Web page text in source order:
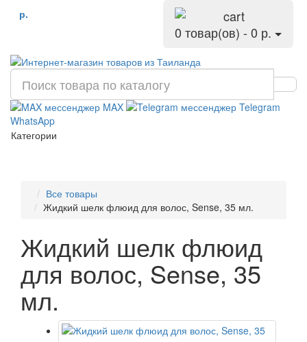
р.
0 товар(ов) - 0 р.
MAX
Telegram
WhatsApp
Категории
Все товары
Жидкий шелк флюид для волос, Sense, 35 мл.
Жидкий шелк флюид
для волос, Sense, 35
мл.